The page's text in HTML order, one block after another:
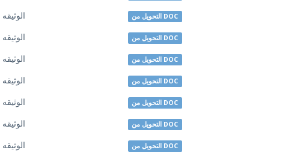
الوثيقه التحويل من DOC
الوثيقه التحويل من DOC
الوثيقه التحويل من DOC
الوثيقه التحويل من DOC
الوثيقه التحويل من DOC
الوثيقه التحويل من DOC
الوثيقه التحويل من DOC